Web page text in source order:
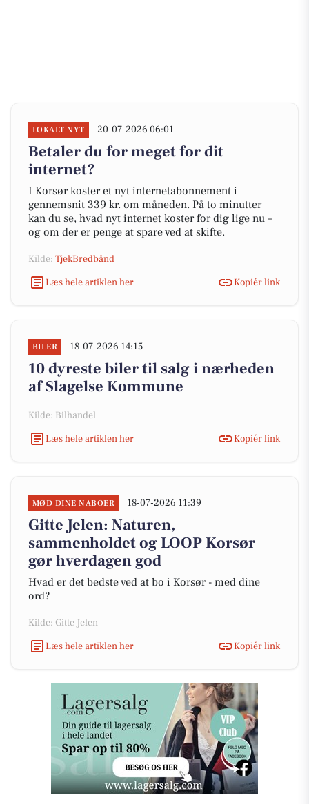
LOKALT NYT 20-07-2026 06:01
Betaler du for meget for dit
internet?
I Korsør koster et nyt internetabonnement i
gennemsnit 339 kr. om måneden. På to minutter
kan du se, hvad nyt internet koster for dig lige nu –
og om der er penge at spare ved at skifte.
Kilde: TjekBredbånd
Læs hele artiklen her
Kopiér link
BILER 18-07-2026 14:15
10 dyreste biler til salg i nærheden
af Slagelse Kommune
Kilde: Bilhandel
Læs hele artiklen her
Kopiér link
MØD DINE NABOER 18-07-2026 11:39
Gitte Jelen: Naturen,
sammenholdet og LOOP Korsør
gør hverdagen god
Hvad er det bedste ved at bo i Korsør - med dine
ord?
Kilde: Gitte Jelen
Læs hele artiklen her
Kopiér link